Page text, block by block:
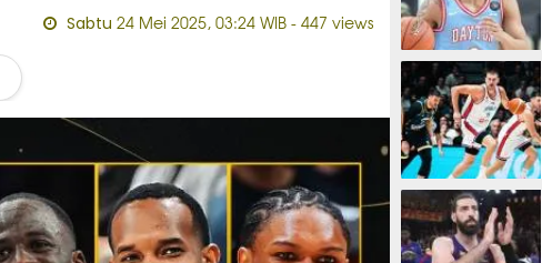
Sabtu 24 Mei 2025, 03:24 WIB- 447 views
7 jam 56 menit lalu
8 jam 46 menit lalu